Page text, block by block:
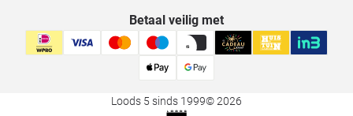
Betaal veilig met
Loods 5 sinds 1999© 2026